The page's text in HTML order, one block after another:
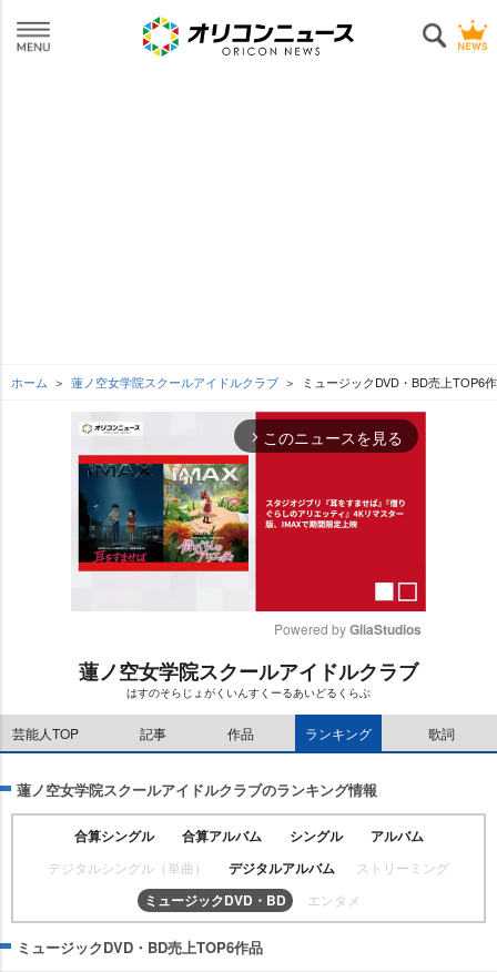
ホーム 蓮ノ空女学院スクールアイドルクラブ ミュージックDVD・BD売上TOP6
arrow_forward_ios このニュースを見る
M
u
t
e
Powered by GliaStudios
蓮ノ空女学院スクールアイドルクラブ
はすのそらじょがくいんすくーるあいどるくらぶ
芸能人TOP 記事 作品 ランキング 歌詞
蓮ノ空女学院スクールアイドルクラブのランキング情報
合算シングル 合算アルバム シングル アルバム
デジタルシングル（単曲） デジタルアルバム ストリーミング
ミュージックDVD・BD エンタメ
ミュージックDVD・BD売上TOP6作品